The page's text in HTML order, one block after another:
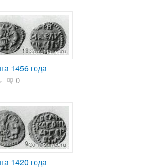
1456 года
0
1420 года